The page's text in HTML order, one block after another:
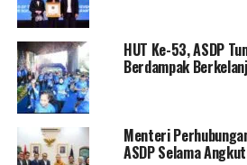
HUT Ke-53, ASDP
Berdampak
Menteri
ASDP Selama